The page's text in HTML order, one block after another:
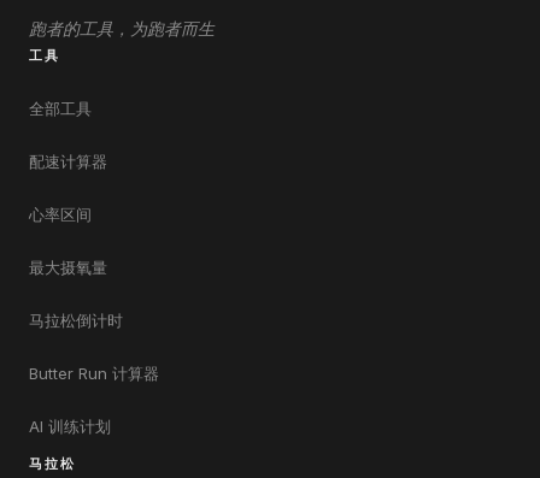
跑者的工具，为跑者而生
工具
全部工具
配速计算器
心率区间
最大摄氧量
马拉松倒计时
Butter Run 计算器
AI 训练计划
马拉松